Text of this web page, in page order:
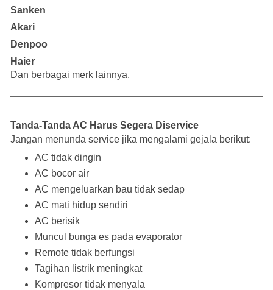
Sanken
Akari
Denpoo
Haier
Dan berbagai merk lainnya.
Tanda-Tanda AC Harus Segera Diservice
Jangan menunda service jika mengalami gejala berikut:
AC tidak dingin
AC bocor air
AC mengeluarkan bau tidak sedap
AC mati hidup sendiri
AC berisik
Muncul bunga es pada evaporator
Remote tidak berfungsi
Tagihan listrik meningkat
Kompresor tidak menyala